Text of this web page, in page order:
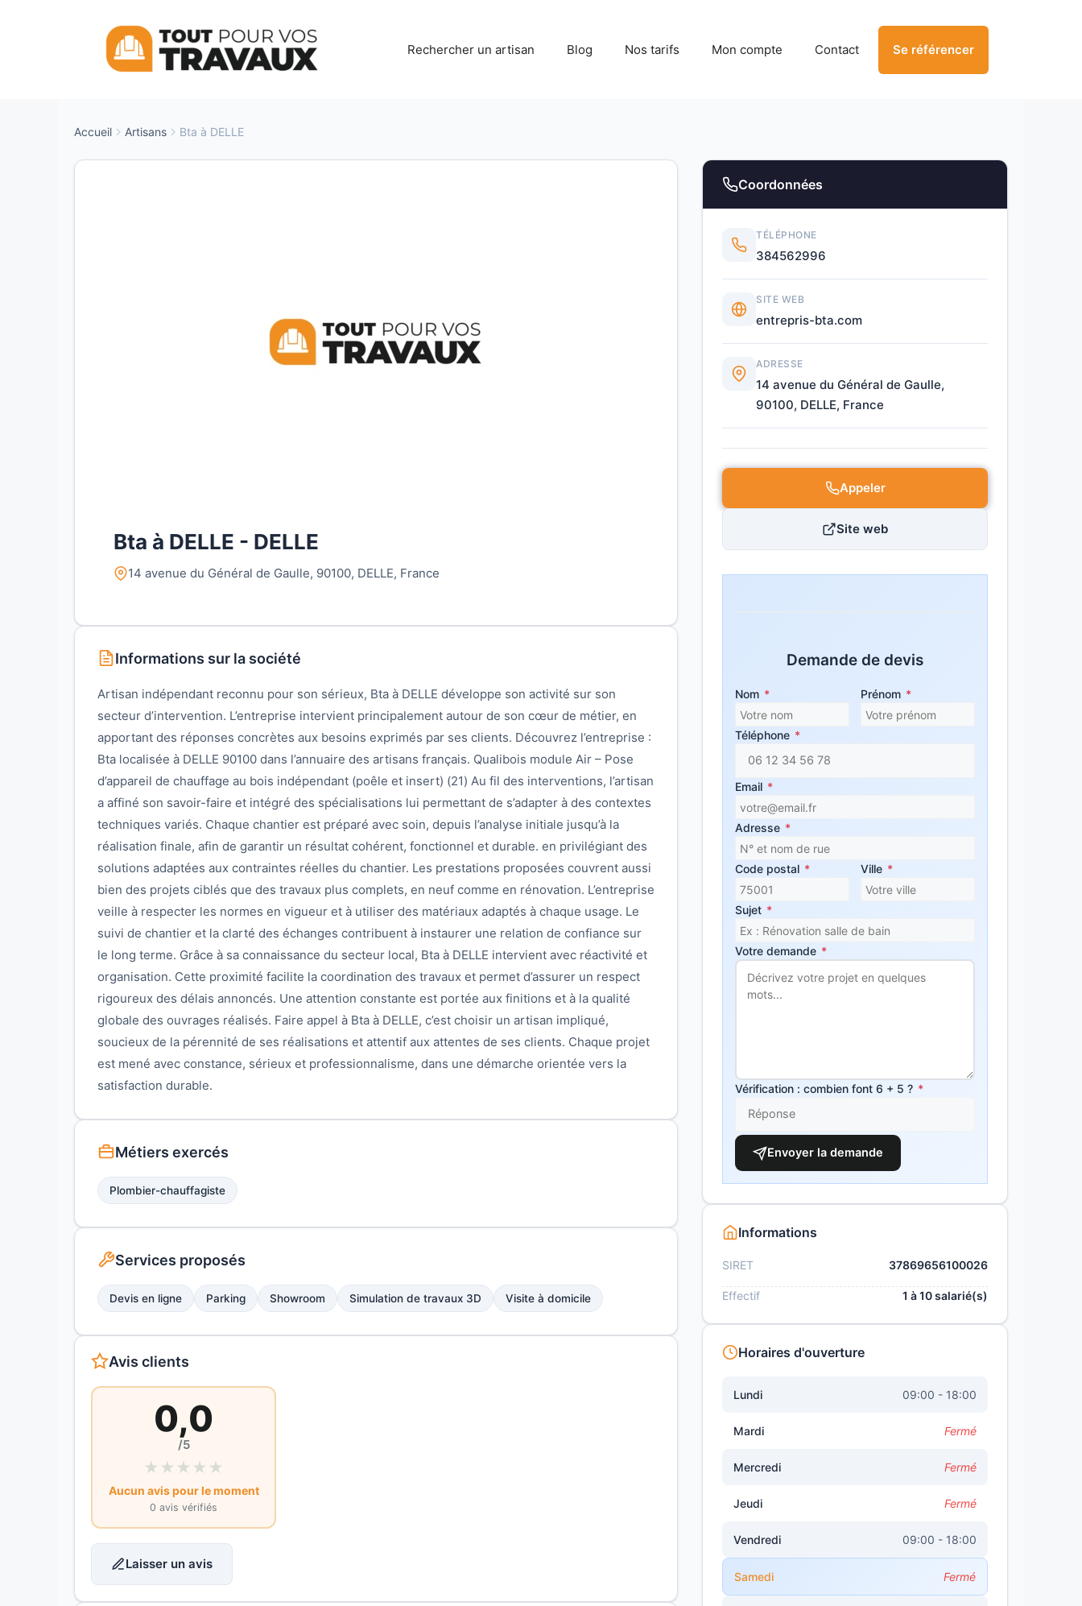
Rechercher un artisan Blog Nos tarifs Mon compte Contact Se référencer
Accueil Artisans Bta à DELLE
Bta à DELLE - DELLE
14 avenue du Général de Gaulle, 90100, DELLE, France
Informations sur la société
Artisan indépendant reconnu pour son sérieux, Bta à DELLE développe son activité sur son
secteur d’intervention. L’entreprise intervient principalement autour de son cœur de métier, en
apportant des réponses concrètes aux besoins exprimés par ses clients. Découvrez l’entreprise :
Bta localisée à DELLE 90100 dans l’annuaire des artisans français. Qualibois module Air – Pose
d’appareil de chauffage au bois indépendant (poêle et insert) (21) Au fil des interventions, l’artisan
a affiné son savoir-faire et intégré des spécialisations lui permettant de s’adapter à des contextes
techniques variés. Chaque chantier est préparé avec soin, depuis l’analyse initiale jusqu’à la
réalisation finale, afin de garantir un résultat cohérent, fonctionnel et durable. en privilégiant des
solutions adaptées aux contraintes réelles du chantier. Les prestations proposées couvrent aussi
bien des projets ciblés que des travaux plus complets, en neuf comme en rénovation. L’entreprise
veille à respecter les normes en vigueur et à utiliser des matériaux adaptés à chaque usage. Le
suivi de chantier et la clarté des échanges contribuent à instaurer une relation de confiance sur
le long terme. Grâce à sa connaissance du secteur local, Bta à DELLE intervient avec réactivité et
organisation. Cette proximité facilite la coordination des travaux et permet d’assurer un respect
rigoureux des délais annoncés. Une attention constante est portée aux finitions et à la qualité
globale des ouvrages réalisés. Faire appel à Bta à DELLE, c’est choisir un artisan impliqué,
soucieux de la pérennité de ses réalisations et attentif aux attentes de ses clients. Chaque projet
est mené avec constance, sérieux et professionnalisme, dans une démarche orientée vers la
satisfaction durable.
Métiers exercés
Plombier-chauffagiste
Services proposés
Devis en ligne Parking Showroom Simulation de travaux 3D Visite à domicile
Avis clients
0,0
/5
★ ★ ★ ★ ★
Aucun avis pour le moment
0 avis vérifiés
Laisser un avis
Coordonnées
TÉLÉPHONE
384562996
SITE WEB
entrepris-bta.com
ADRESSE
14 avenue du Général de Gaulle,
90100, DELLE, France
Appeler
Site web
Demande de devis
Nom * Prénom *
Téléphone *
Email *
Adresse *
Code postal * Ville *
Sujet *
Votre demande *
Vérification : combien font 6 + 5 ? *
Envoyer la demande
Informations
SIRET 37869656100026
Effectif 1 à 10 salarié(s)
Horaires d'ouverture
Lundi 09:00 - 18:00
Mardi Fermé
Mercredi Fermé
Jeudi Fermé
Vendredi 09:00 - 18:00
Samedi Fermé